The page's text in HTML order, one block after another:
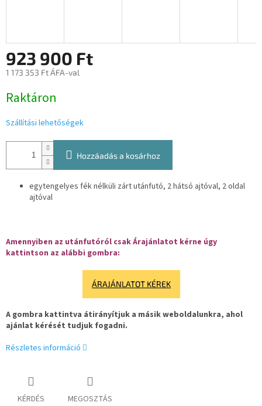
923 900 Ft
1 173 353 Ft ÁFA-val
Raktáron
Szállítási lehetőségek
Hozzáadás a kosárhoz
egytengelyes fék nélküli zárt utánfutó, 2 hátsó ajtóval, 2 oldal
ajtóval
Amennyiben az utánfutóról csak Árajánlatot kérne úgy
kattintson az alábbi gombra:
ÁRAJÁNLATOT KÉREK
A gombra kattintva átirányítjuk a másik weboldalunkra, ahol
ajánlat kérését tudjuk fogadni.
Részletes információ
KÉRDÉS MEGOSZTÁS